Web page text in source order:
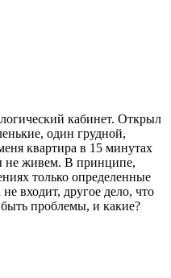
кабинет. Открыл
один грудной,
квартира в 15 минутах
не живем. В принципе,
только определенные
входит, другое дело, что
проблемы, и какие?